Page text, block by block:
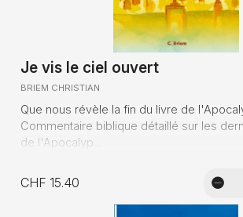
Je vis le ciel ouvert
BRIEM CHRISTIAN
Que nous révèle la fin du livre de
Commentaire biblique détaillé sur les
de l'Apocalyp...
CHF 15.40